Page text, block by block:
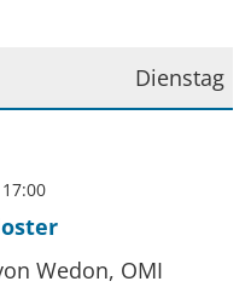
Dienstag
Wedon, OMI